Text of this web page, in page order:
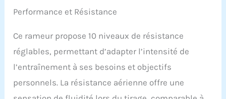
: l’aviron en salle est un
corps à faible impact
efficace. En seulement 20
minutes, vous pouvez
travailler plus de 86 % de
vos principaux groupes
Performance et Résistance
Ce rameur propose 10 niveaux de résistance
réglables, permettant d’adapter l’intensité de
l’entraînement à ses besoins et objectifs
personnels. La résistance aérienne offre une